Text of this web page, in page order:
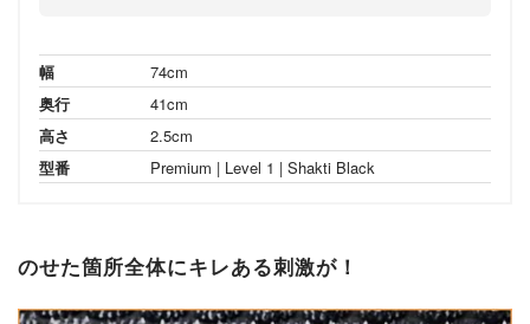
幅
74cm
奥行
41cm
高さ
2.5cm
型番
Premium | Level 1 | Shakti Black
のせた箇所全体にキレある刺激が！